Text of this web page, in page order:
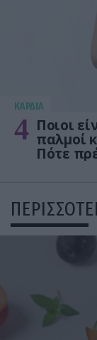
KΑΡΔΙΑ
4 Ποιοι
παλμοί
Πότε